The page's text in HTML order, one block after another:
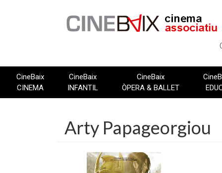
CineBaix
CINEMA
CineBaix
INFANTIL
CineBaix
ÒPERA & BALLET
Arty Papageorgiou